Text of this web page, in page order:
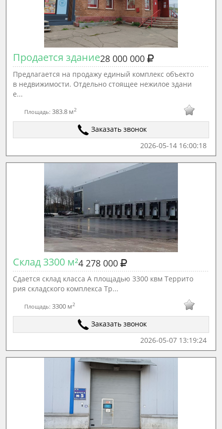
Продается здание28 000 000
Предлагается на продажу единый комплекс объекто
в недвижимости. Отдельно стоящее нежилое здани
е...
Площадь:383.8 м2
Заказать звонок
2026-05-14 16:00:18
Склад 3300 м²4 278 000
Сдается склад класса А площадью 3300 квм Террито
рия складского комплекса Тр...
Площадь:3300 м2
Заказать звонок
2026-05-07 13:19:24